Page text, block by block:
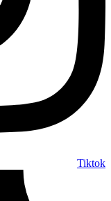
Tiktok